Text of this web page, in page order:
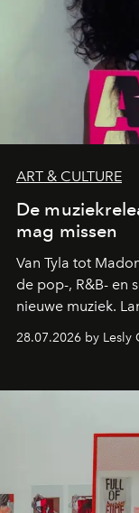
ART & CULTURE
De
mag missen
Van Tyla tot
de pop-, R&B- en
nieuwe muziek.
comebacks en
de releases die je
28.07.2026 by Lesly